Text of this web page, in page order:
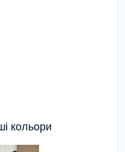
кольори